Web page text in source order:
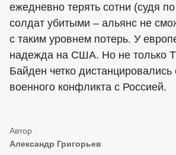
ежедневно терять сотни (судя
солдат убитыми – альянс не
с таким уровнем потерь. У
надежда на США. Но не только
Байден четко дистанцировались
военного конфликта с Россией.
Александр Григорьев